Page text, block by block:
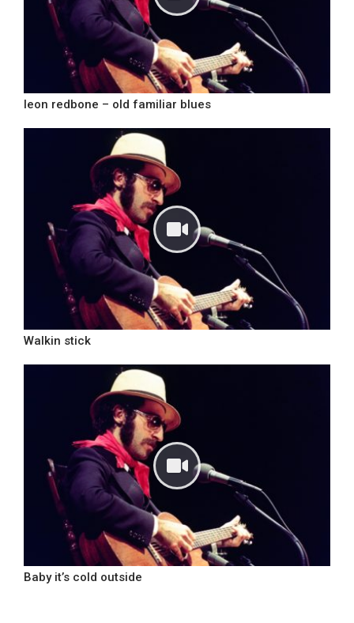
leon redbone – old familiar blues
Walkin stick
Baby it’s cold outside